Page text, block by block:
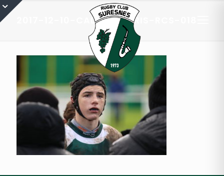
2017-12-10-CADETS-A-RIS-RCS-018